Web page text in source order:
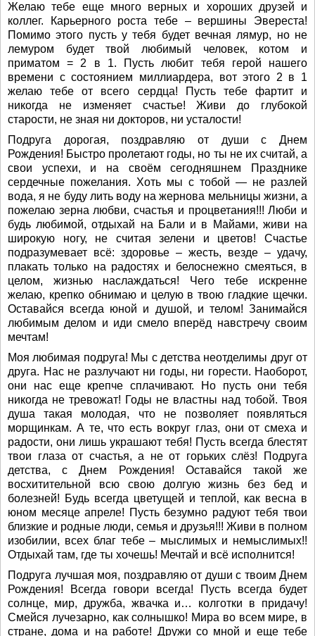
Желаю тебе еще много верных и хороших друзей и
коллег. Карьерного роста тебе – вершины Эвереста!
Помимо этого пусть у тебя будет вечная лямур, но не
лемуром будет твой любимый человек, котом и
приматом = 2 в 1. Пусть любит тебя герой нашего
времени с состоянием миллиардера, вот этого 2 в 1
желаю тебе от всего сердца! Пусть тебе фартит и
никогда не изменяет счастье! Живи до глубокой
старости, не зная ни докторов, ни усталости!
Подруга дорогая, поздравляю от души с Днем
Рождения! Быстро пролетают годы, но ты не их считай, а
свои успехи, и на своём сегодняшнем Празднике
сердечные пожелания. Хоть мы с тобой — не разлей
вода, я не буду лить воду на жернова мельницы жизни, а
пожелаю зерна любви, счастья и процветания!!! Люби и
будь любимой, отдыхай на Бали и в Майами, живи на
широкую ногу, не считая зелени и цветов! Счастье
подразумевает всё: здоровье – жесть, везде – удачу,
плакать только на радостях и белоснежно смеяться, в
целом, жизнью наслаждаться! Чего тебе искренне
желаю, крепко обнимаю и целую в твою гладкие щечки.
Оставайся всегда юной и душой, и телом! Занимайся
любимым делом и иди смело вперёд навстречу своим
мечтам!
Моя любимая подруга! Мы с детства неотделимы друг от
друга. Нас не разлучают ни годы, ни горести. Наоборот,
они нас еще крепче сплачивают. Но пусть они тебя
никогда не тревожат! Годы не властны над тобой. Твоя
душа такая молодая, что не позволяет появляться
морщинкам. А те, что есть вокруг глаз, они от смеха и
радости, они лишь украшают тебя! Пусть всегда блестят
твои глаза от счастья, а не от горьких слёз! Подруга
детства, с Днем Рождения! Оставайся такой же
восхитительной всю свою долгую жизнь без бед и
болезней! Будь всегда цветущей и теплой, как весна в
юном месяце апреле! Пусть безумно радуют тебя твои
близкие и родные люди, семья и друзья!!! Живи в полном
изобилии, всех благ тебе – мыслимых и немыслимых!!
Отдыхай там, где ты хочешь! Мечтай и всё исполнится!
Подруга лучшая моя, поздравляю от души с твоим Днем
Рождения! Всегда говори всегда! Пусть всегда будет
солнце, мир, дружба, жвачка и… колготки в придачу!
Смейся лучезарно, как солнышко! Мира во всем мире, в
стране, дома и на работе! Дружи со мной и еще тебе